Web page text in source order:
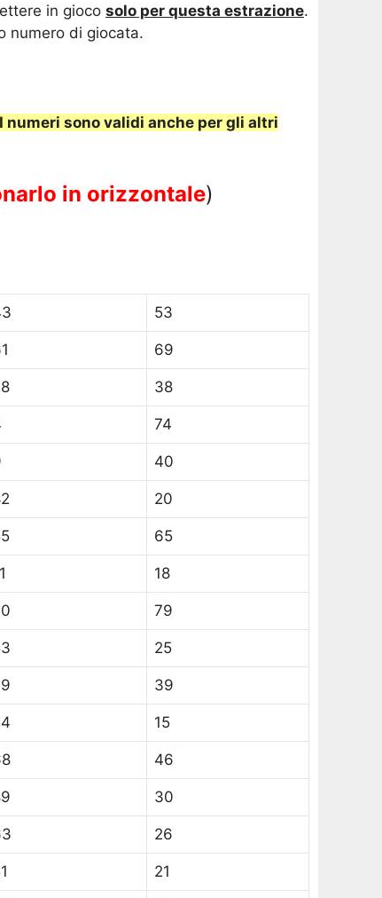
in gioco solo per questa estrazione.
numero di giocata.
I numeri sono validi anche per gli altri
in orizzontale)
53
69
38
74
40
20
65
18
79
25
39
15
46
30
26
21